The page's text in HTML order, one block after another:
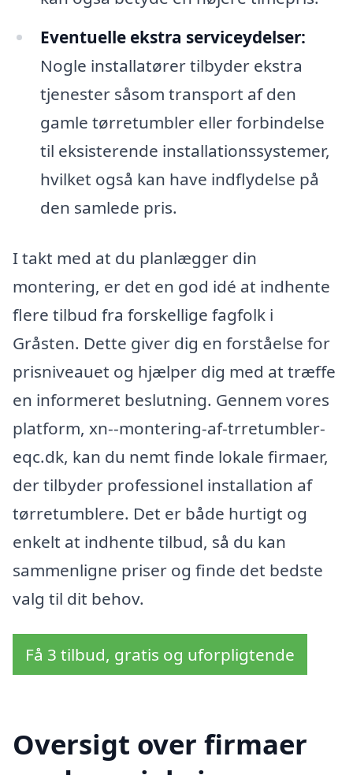
Eventuelle ekstra serviceydelser:
Nogle installatører tilbyder ekstra
tjenester såsom transport af den
gamle tørretumbler eller forbindelse
til eksisterende installationssystemer,
hvilket også kan have indflydelse på
den samlede pris.
I takt med at du planlægger din
montering, er det en god idé at indhente
flere tilbud fra forskellige fagfolk i
Gråsten. Dette giver dig en forståelse for
prisniveauet og hjælper dig med at træffe
en informeret beslutning. Gennem vores
platform, xn--montering-af-trretumbler-
eqc.dk, kan du nemt finde lokale firmaer,
der tilbyder professionel installation af
tørretumblere. Det er både hurtigt og
enkelt at indhente tilbud, så du kan
sammenligne priser og finde det bedste
valg til dit behov.
Få 3 tilbud, gratis og uforpligtende
Oversigt over firmaer